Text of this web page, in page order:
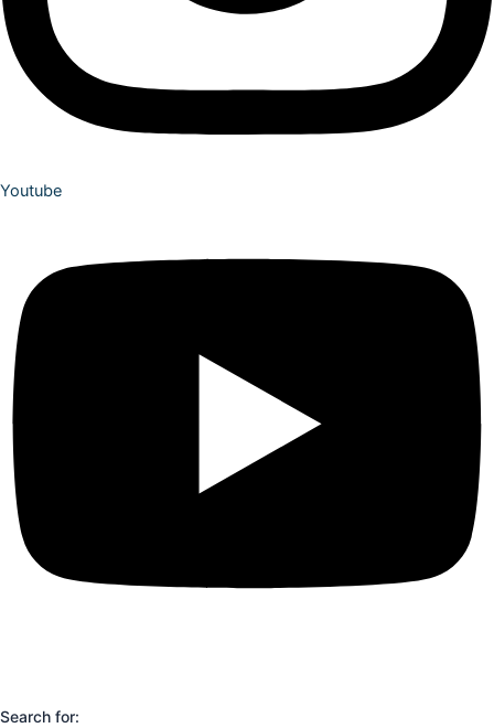
Youtube
Search for: